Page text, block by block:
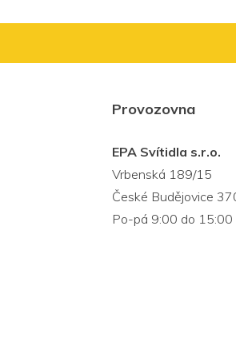
Provozovna
EPA Svítidla s.r.o.
Vrbenská 189/15
České Budějovice
Po-pá 9:00 do 15:00